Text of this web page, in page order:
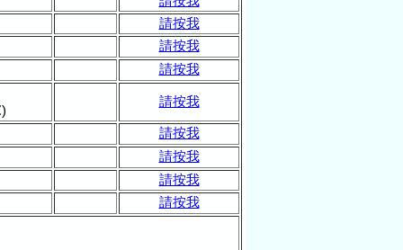
請按我
請按我
請按我
請按我
請按我
請按我
請按我
請按我